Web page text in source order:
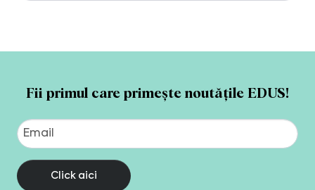
Fii primul care primește noutățile EDUS!
Click aici